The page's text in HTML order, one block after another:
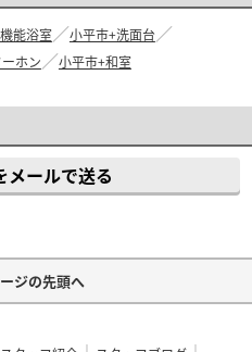
能浴室
小平市+洗面台
ホン 小平市+和室
メールで送る
ジの先頭へ